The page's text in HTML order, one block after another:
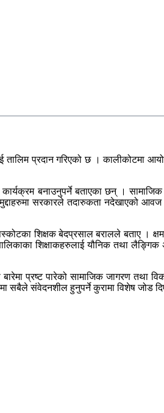
तालिम प्रदान गरिएको छ । कालीकोटमा
बनाउनुपर्ने बताएका छन् । सामाजिक
सरकारले तदारुकता नदेखाएको
शिक्षक बेदप्रसाल बरालले बताए ।
शिक्षाकहरुलाई यौनिक तथा
प्रष्ट पारेको सामाजिक जागरण
सबैले संवेदनशील हुनुपर्ने कुरामा विशेष जोड